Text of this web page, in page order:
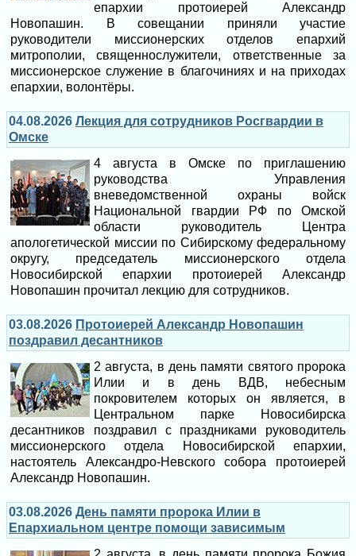
епархии протоиерей Александр
Новопашин. В совещании приняли участие
руководители миссионерских отделов епархий
митрополии, священнослужители, ответственные за
миссионерское служение в благочиниях и на приходах
епархии, волонтёры.
04.08.2026 Лекция для сотрудников Росгвардии в
Омске
4 августа в Омске по приглашению
руководства Управления
вневедомственной охраны войск
Национальной гвардии РФ по Омской
области руководитель Центра
апологетической миссии по Сибирскому федеральному
округу, председатель миссионерского отдела
Новосибирской епархии протоиерей Александр
Новопашин прочитал лекцию для сотрудников.
03.08.2026 Протоиерей Александр Новопашин
поздравил десантников
2 августа, в день памяти святого пророка
Илии и в день ВДВ, небесным
покровителем которых он является, в
Центральном парке Новосибирска
десантников поздравил с праздниками руководитель
миссионерского отдела Новосибирской епархии,
настоятель Александро-Невского собора протоиерей
Александр Новопашин.
03.08.2026 День памяти пророка Илии в
Епархиальном центре помощи зависимым